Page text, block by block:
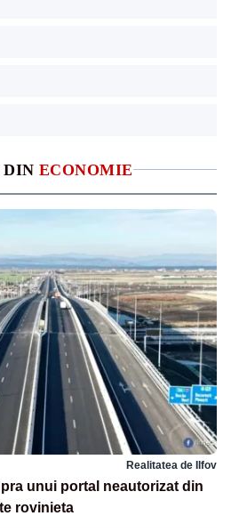
ECONOMIE
Realitatea de Ilfov
unui portal neautorizat din
rovinieta